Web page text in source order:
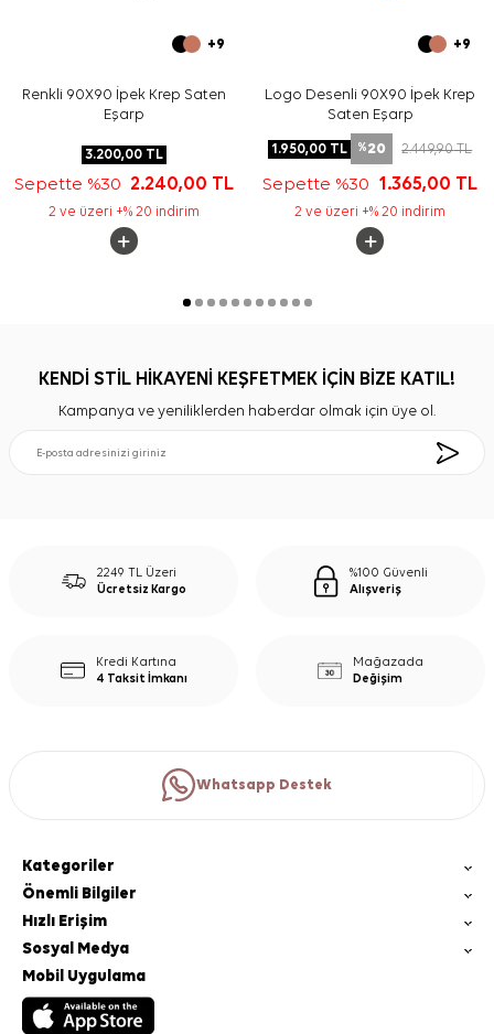
+9
Renkli 90X90 İpek Krep Saten
Eşarp
3.200,00TL
Sepette %30 2.240,00 TL
2 ve üzeri +% 20 indirim
+9
Logo Desenli 90X90 İpek Krep
Saten Eşarp
1.950,00 TL %20 2.449,90TL
Sepette %30 1.365,00 TL
2 ve üzeri +% 20 indirim
KENDİ STİL HİKAYENİ KEŞFETMEK İÇİN BİZE KATIL!
Kampanya ve yeniliklerden haberdar olmak için üye ol.
2249 TL Üzeri
Ücretsiz Kargo
%100 Güvenli
Alışveriş
Kredi Kartına
4 Taksit İmkanı
Mağazada
Değişim
Whatsapp Destek
Kategoriler
Önemli Bilgiler
Hızlı Erişim
Sosyal Medya
Mobil Uygulama